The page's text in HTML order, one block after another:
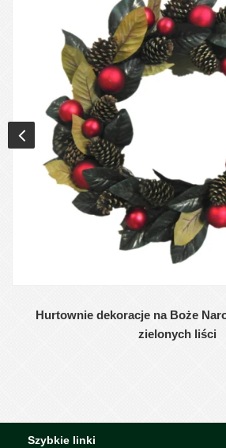
Hurtownie dekoracje na Boże
zielonych liści
Szybkie linki